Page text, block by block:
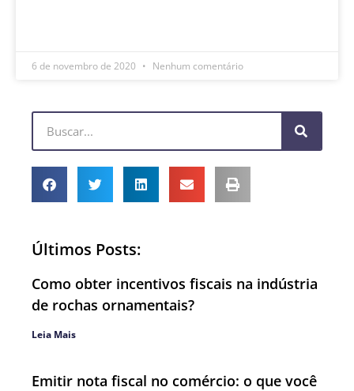
6 de novembro de 2020 Nenhum comentário
Últimos Posts:
Como obter incentivos fiscais na indústria
de rochas ornamentais?
Leia Mais
Emitir nota fiscal no comércio: o que você